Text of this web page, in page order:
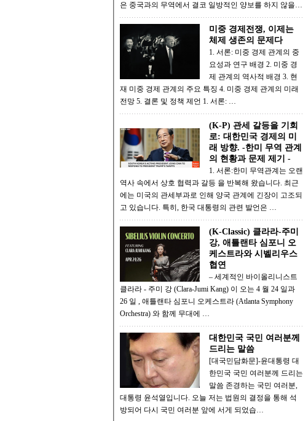
은 중국과의 무역에서 결코 일방적인 양보를 하지 않을…
미중 경제전쟁, 이제는
체제 생존의 문제다
1. 서론: 미중 경제 관계의 중
요성과 연구 배경 2. 미중 경
제 관계의 역사적 배경 3. 현
재 미중 경제 관계의 주요 특징 4. 미중 경제 관계의 미래
전망 5. 결론 및 정책 제언 1. 서론: …
(K-P) 관세 갈등을 기회
로: 대한민국 경제의 미
래 방향. -한미 무역 관계
의 현황과 문제 제기 -
1. 서론:한미 무역관계는 오랜
역사 속에서 상호 협력과 갈등 을 반복해 왔습니다. 최근
에는 미국의 관세부과로 인해 양국 관계에 긴장이 고조되
고 있습니다. 특히, 한국 대통령의 관련 발언은 …
(K-Classic) 클라라-주미
강, 애틀랜타 심포니 오
케스트라와 시벨리우스
협연
– 세계적인 바이올리니스트
클라라 - 주미 강 (Clara-Jumi Kang) 이 오는 4 월 24 일과
26 일 , 애틀랜타 심포니 오케스트라 (Atlanta Symphony
Orchestra) 와 함께 무대에 …
대한민국 국민 여러분께
드리는 말씀
[대국민담화문]-윤대통령 대
한민국 국민 여러분께 드리는
말씀 존경하는 국민 여러분,
대통령 윤석열입니다. 오늘 저는 법원의 결정을 통해 석
방되어 다시 국민 여러분 앞에 서게 되었습…